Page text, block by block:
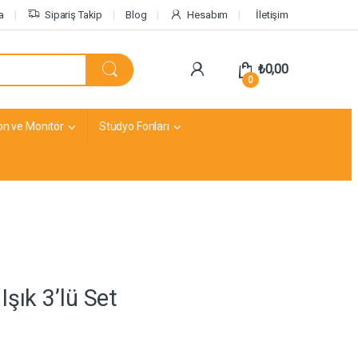
Sipariş Takip Blog Hesabım İletişim
0
₺0,00
ve Monitör Stüdyo Fonları
3’lü Set